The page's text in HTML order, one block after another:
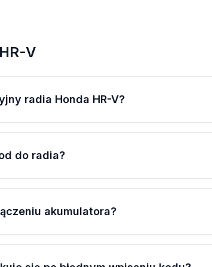
V
radia Honda HR-V?
do radia?
akumulatora?